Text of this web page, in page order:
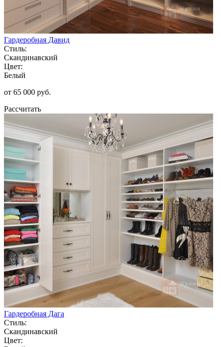
Гардеробная Давид
Стиль:
Скандинавский
Цвет:
Белый
от 65 000 руб.
Рассчитать
Гардеробная Дага
Стиль:
Скандинавский
Цвет: